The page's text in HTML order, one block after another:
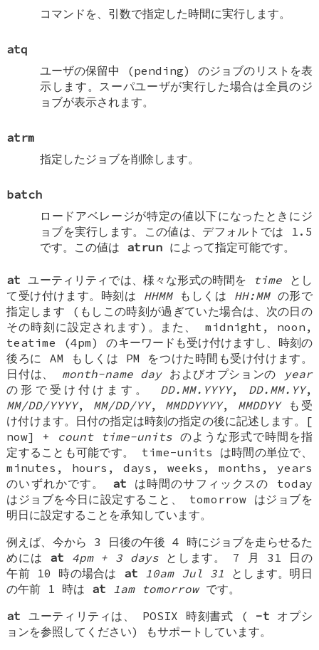
コマンドを、引数で指定した時間に実行します。
atq
ユーザの保留中 (pending) のジョブのリストを表
示します。スーパユーザが実行した場合は全員のジ
ョブが表示されます。
atrm
指定したジョブを削除します。
batch
ロードアベレージが特定の値以下になったときにジ
ョブを実行します。この値は、デフォルトでは 1.5
です。この値は atrunによって指定可能です。
at ユーティリティでは、様々な形式の時間を time とし
て受け付けます。時刻は HHMMもしくは HH:MMの形で
指定します (もしこの時刻が過ぎていた場合は、次の日の
その時刻に設定されます)。また、 midnight , noon ,
teatime
(4pm) のキーワードも受け付けますし、時刻の
後ろに AM もしくは PM をつけた時間も受け付けます。
日付は、 month-name dayおよびオプションの
year
の形で受け付けます。 DD.MM.YYYY, DD.MM.YY,
MM/DD/YYYY, MM/DD/YY, MMDDYYYY, MMDDYYも受
け付けます。日付の指定は時刻の指定の後に記述します。[
now] + count time-units のような形式で時間を指
定することも可能です。 time-units は時間の単位で、
minutes , hours ,days , weeks , months , years
のいずれかです。 at は時間のサフィックスの today
はジョブを今日に設定すること、 tomorrow はジョブを
明日に設定することを承知しています。
例えば、今から 3 日後の午後 4 時にジョブを走らせるた
めには at 4pm + 3 daysとします。 7 月 31 日の
午前 10 時の場合は at 10am Jul 31 とします。明日
の午前 1 時は at 1am tomorrowです。
at ユーティリティは、 POSIX 時刻書式 ( -t オプシ
ョンを参照してください) もサポートしています。